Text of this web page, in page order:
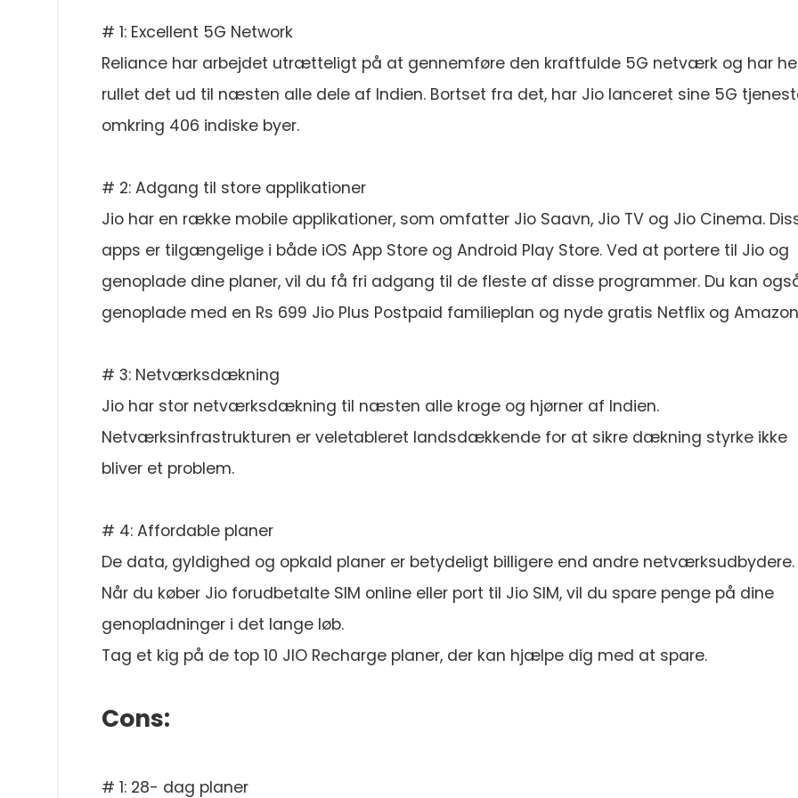
# 1: Excellent 5G Network
Reliance har arbejdet utrætteligt på at gennemføre den kraftfulde 5G netværk og har
rullet det ud til næsten alle dele af Indien. Bortset fra det, har Jio lanceret sine 5G
omkring 406 indiske byer.
# 2: Adgang til store applikationer
Jio har en række mobile applikationer, som omfatter Jio Saavn, Jio TV og Jio Cinema.
apps er tilgængelige i både iOS App Store og Android Play Store. Ved at portere til Jio og
genoplade dine planer, vil du få fri adgang til de fleste af disse programmer. Du kan
genoplade med en Rs 699 Jio Plus Postpaid familieplan og nyde gratis Netflix og
# 3: Netværksdækning
Jio har stor netværksdækning til næsten alle kroge og hjørner af Indien.
Netværksinfrastrukturen er veletableret landsdækkende for at sikre dækning styrke ikke
bliver et problem.
# 4: Affordable planer
De data, gyldighed og opkald planer er betydeligt billigere end andre netværksudbydere.
Når du køber Jio forudbetalte SIM online eller port til Jio SIM, vil du spare penge på dine
genopladninger i det lange løb.
Tag et kig på de top 10 JIO Recharge planer, der kan hjælpe dig med at spare.
Cons:
# 1: 28- dag planer